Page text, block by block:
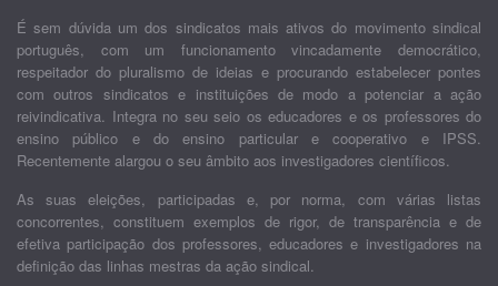
É sem dúvida um dos sindicatos mais ativos do movimento sindical
português, com um funcionamento vincadamente democrático,
respeitador do pluralismo de ideias e procurando estabelecer pontes
com outros sindicatos e instituições de modo a potenciar a ação
reivindicativa. Integra no seu seio os educadores e os professores do
ensino público e do ensino particular e cooperativo e IPSS.
Recentemente alargou o seu âmbito aos investigadores científicos.
As suas eleições, participadas e, por norma, com várias listas
concorrentes, constituem exemplos de rigor, de transparência e de
efetiva participação dos professores, educadores e investigadores na
definição das linhas mestras da ação sindical.